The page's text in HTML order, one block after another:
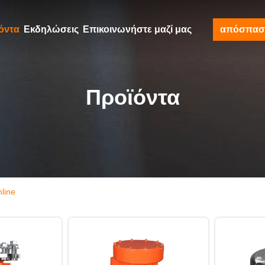
Εκδηλώσεις Επικοινωνήστε μαζί μας
Προϊόντα